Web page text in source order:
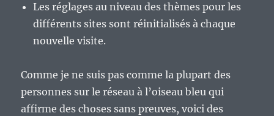
Les réglages au niveau des thèmes pour les
différents sites sont réinitialisés à chaque
nouvelle visite.
Comme je ne suis pas comme la plupart des
personnes sur le réseau à l’oiseau bleu qui
affirme des choses sans preuves, voici des